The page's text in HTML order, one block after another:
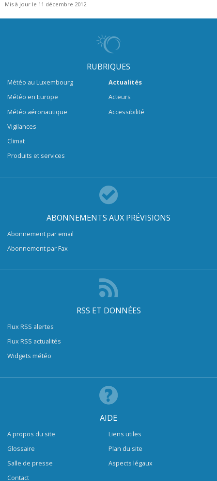
Mis à jour le 11 décembre 2012
RUBRIQUES
Météo au Luxembourg
Météo en Europe
Météo aéronautique
Vigilances
Climat
Produits et services
Actualités
Acteurs
Accessibilité
ABONNEMENTS AUX PRÉVISIONS
Abonnement par email
Abonnement par Fax
RSS ET DONNÉES
Flux RSS alertes
Flux RSS actualités
Widgets météo
AIDE
A propos du site
Glossaire
Salle de presse
Contact
Liens utiles
Plan du site
Aspects légaux